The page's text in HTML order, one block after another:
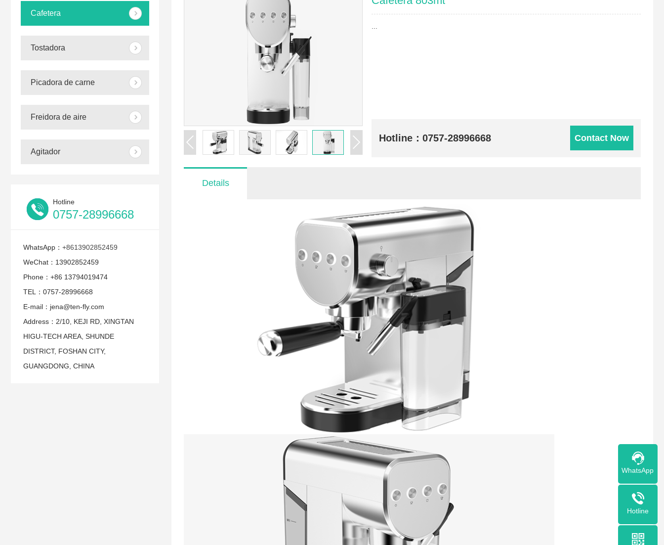
Cafetera
Tostadora
Picadora de carne
Freidora de aire
Agitador
Hotline
0757-28996668
WhatsApp： +8613902852459
WeChat：13902852459
Phone：+86 13794019474
TEL：0757-28996668
E-mail：jena@ten-fly.com
Address：2/10, KEJI RD, XINGTAN
HIGU-TECH AREA, SHUNDE
DISTRICT, FOSHAN CITY,
GUANGDONG, CHINA
Hotline： 0757-28996668 Contact Now
Details
WhatsApp
Hotline